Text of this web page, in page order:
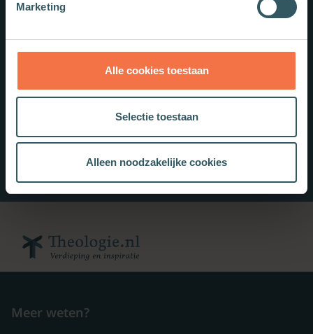
Marketing
Alle cookies toestaan
Selectie toestaan
Alleen noodzakelijke cookies
Meer weten?